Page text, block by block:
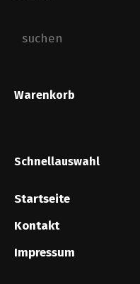
Warenkorb
Schnellauswahl
Startseite
Kontakt
Impressum